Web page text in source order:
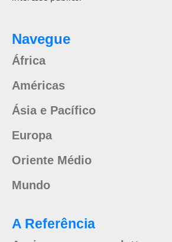
Navegue
África
Américas
Ásia e Pacífico
Europa
Oriente Médio
Mundo
A Referência